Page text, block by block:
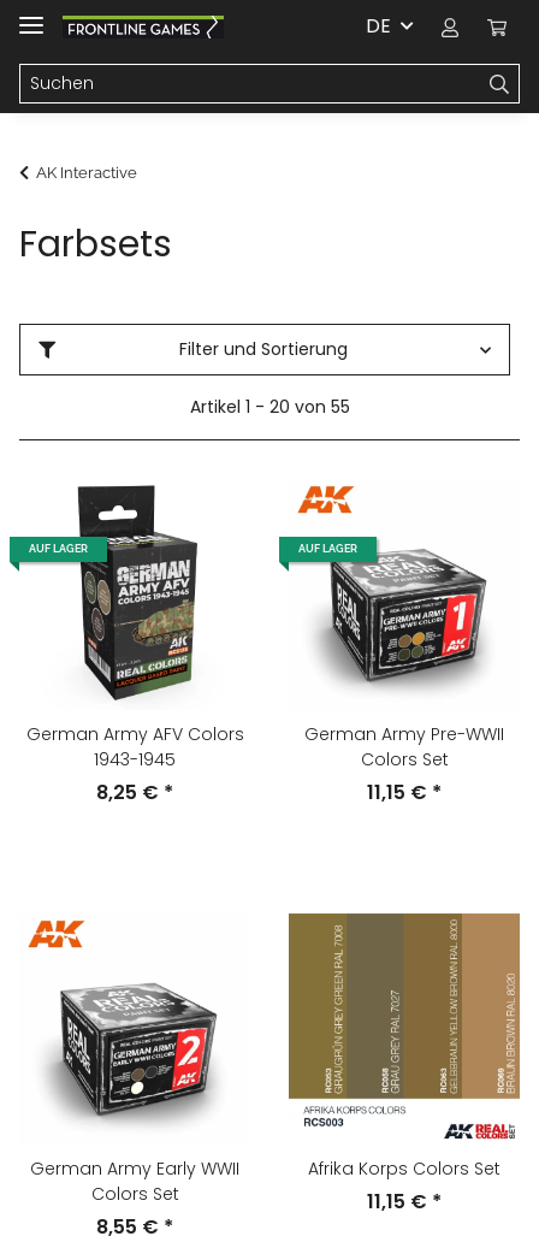
DE
AK Interactive
Farbsets
Filter und Sortierung
Artikel 1 - 20 von 55
AUF LAGER
German Army AFV Colors
1943-1945
8,25 € *
AUF LAGER
German Army Pre-WWII
Colors Set
11,15 € *
German Army Early WWII
Colors Set
8,55 € *
Afrika Korps Colors Set
11,15 € *